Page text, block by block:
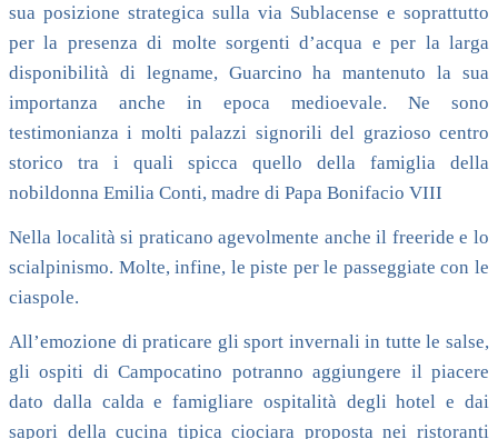
sua posizione strategica sulla via Sublacense e soprattutto
per la presenza di molte sorgenti d’acqua e per la larga
disponibilità di legname, Guarcino ha mantenuto la sua
importanza anche in epoca medioevale. Ne sono
testimonianza i molti palazzi signorili del grazioso centro
storico tra i quali spicca quello della famiglia della
nobildonna Emilia Conti, madre di Papa Bonifacio VIII
Nella località si praticano agevolmente anche il freeride e lo
scialpinismo. Molte, infine, le piste per le passeggiate con le
ciaspole.
All’emozione di praticare gli sport invernali in tutte le salse,
gli ospiti di Campocatino potranno aggiungere il piacere
dato dalla calda e famigliare ospitalità degli hotel e dai
sapori della cucina tipica ciociara proposta nei ristoranti